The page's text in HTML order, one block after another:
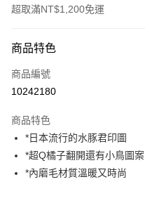
超取滿NT$1,200免運
信用卡一次付款
超商取貨付款
Apple Pay
街口支付
商品特色
商品編號
10242180
商品特色
*日本流行的水豚君印圖
*超Q橘子翻開還有小鳥圖案
*內磨毛材質溫暖又時尚